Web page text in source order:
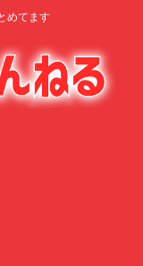
めてます